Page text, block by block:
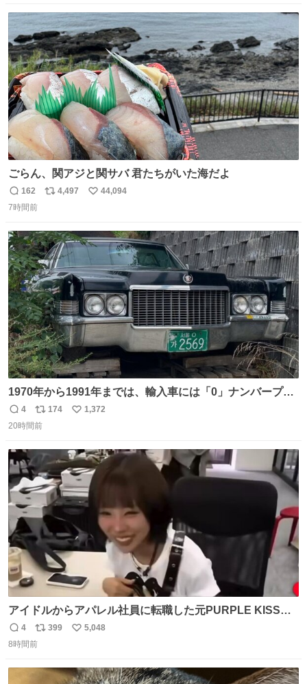
ト
数
数
ごらん、関アジと関サバ 君たちがいた海だよ
返
信
162
リ
ト
数
4,497
い
数
44,094
7時間前
1970年から1991年までは、輸入車には「0」ナンバープレ
ートが使用されていました。 その後、この制度は廃止さ
れ、すべての「0」ナンバープレートは抹消・無効化され
着した車両が発見されました。 今でも残っていること自体
が奇跡です……。
返
信
4
リ
ポ
ト
数
174
い
数
1,372
20時間前
アイドルからアパレル社員に転職した元PURPLE KISSの
ドシちゃん、入社3日目にして自社の取り扱い商品を一生
懸命PRしててほんまに…………
返
信
4
リ
ポ
399
い
数
5,048
8時間前